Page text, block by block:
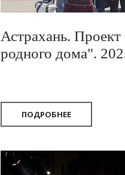
Астрахань.
родного дома".
ПОДРОБНЕЕ